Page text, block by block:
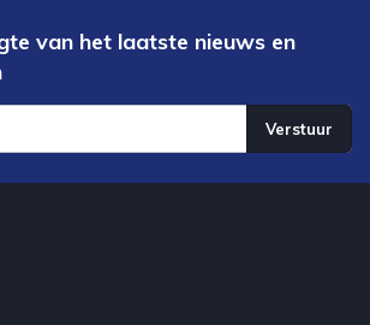
van het laatste nieuws en
Verstuur